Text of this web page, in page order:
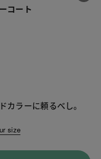
コート
size
カラーコート